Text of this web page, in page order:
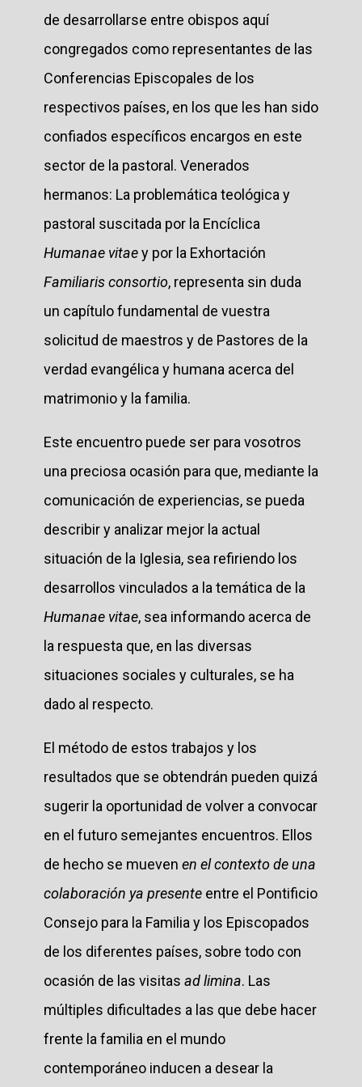
de desarrollarse entre obispos aquí
congregados como representantes de las
Conferencias Episcopales de los
respectivos países, en los que les han sido
confiados específicos encargos en este
sector de la pastoral. Venerados
hermanos: La problemática teológica y
pastoral suscitada por la Encíclica
Humanae vitaey por la Exhortación
Familiaris consortio, representa sin duda
un capítulo fundamental de vuestra
solicitud de maestros y de Pastores de la
verdad evangélica y humana acerca del
matrimonio y la familia.
Este encuentro puede ser para vosotros
una preciosa ocasión para que, mediante la
comunicación de experiencias, se pueda
describir y analizar mejor la actual
situación de la Iglesia, sea refiriendo los
desarrollos vinculados a la temática de la
Humanae vitae, sea informando acerca de
la respuesta que, en las diversas
situaciones sociales y culturales, se ha
dado al respecto.
El método de estos trabajos y los
resultados que se obtendrán pueden quizá
sugerir la oportunidad de volver a convocar
en el futuro semejantes encuentros. Ellos
de hecho se mueven en el contexto de una
colaboración ya presente entre el Pontificio
Consejo para la Familia y los Episcopados
de los diferentes países, sobre todo con
ocasión de las visitas ad limina. Las
múltiples dificultades a las que debe hacer
frente la familia en el mundo
contemporáneo inducen a desear la